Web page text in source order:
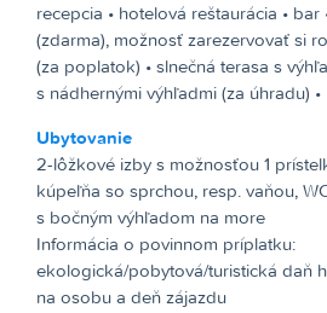
recepcia • hotelová reštaurácia •
(zdarma), možnosť zarezervovať si
(za poplatok) • slnečná terasa s
s nádhernými výhľadmi (za úhradu)
Ubytovanie
2-lôžkové izby s možnosťou 1
kúpeľňa so sprchou, resp. vaňou,
s bočným výhľadom na more
Informácia o povinnom príplatku:
ekologická/pobytová/turistická daň
na osobu a deň zájazdu